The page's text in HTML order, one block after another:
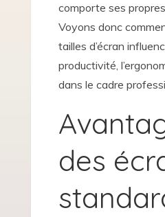
comporte ses
Voyons donc
tailles d’écran
productivité,
dans le cadre
des